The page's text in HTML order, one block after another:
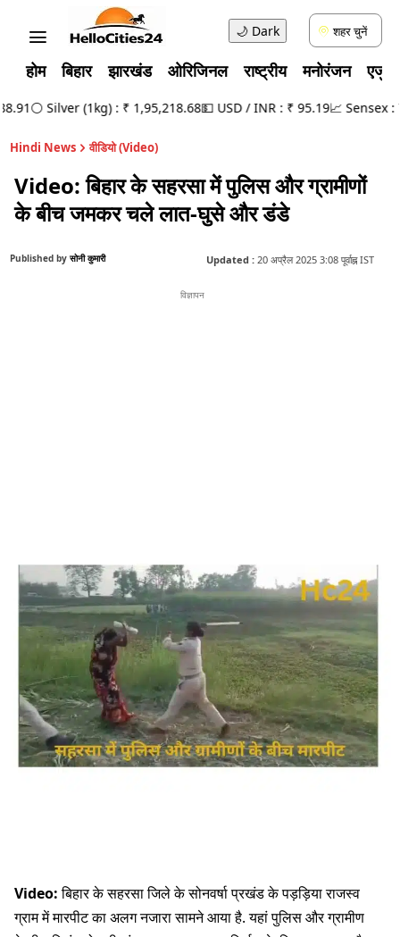
🌙 Dark शहर चुनें
होम बिहार झारखंड ओरिजिनल राष्ट्रीय मनोरंजन
⚪ Silver (1kg) : ₹ 1,95,218.68💵 USD / INR : ₹ 95.19📈 Sensex :
Hindi News वीडियो (Video)
Video: बिहार के सहरसा में पुलिस और ग्रामीणों
के बीच जमकर चले लात-घुसे और डंडे
Published by सोनी कुमारी Updated : 20 अप्रैल 2025 3:08 पूर्वाह्न IST
विज्ञापन
Video:बिहार के सहरसा जिले के सोनवर्षा प्रखंड के पड़ड़िया राजस्व
ग्राम में मारपीट का अलग नजारा सामने आया है. यहां पुलिस और ग्रामीण